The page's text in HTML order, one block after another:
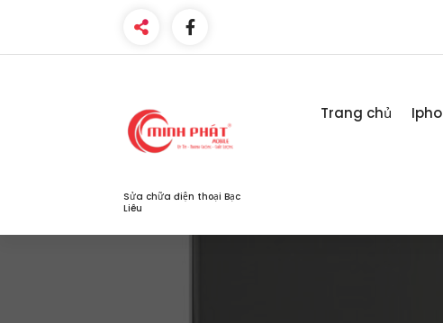
Sửa chữa điện thoại Bạc
Liêu
Trang chủ